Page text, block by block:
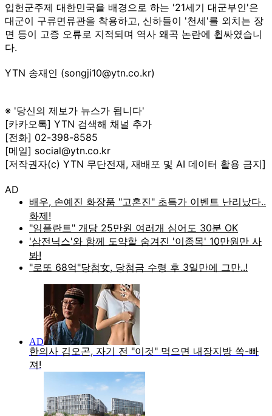
입헌군주제 대한민국을 배경으로 하는 '21세기 대군부인'은
대군이 구류면류관을 착용하고, 신하들이 '천세'를 외치는 장
면 등이 고증 오류로 지적되며 역사 왜곡 논란에 휩싸였습니
다.
YTN 송재인 (songji10@ytn.co.kr)
※ '당신의 제보가 뉴스가 됩니다'
[카카오톡] YTN 검색해 채널 추가
[전화] 02-398-8585
[메일] social@ytn.co.kr
[저작권자(c) YTN 무단전재, 재배포 및 AI 데이터 활용 금지]
AD